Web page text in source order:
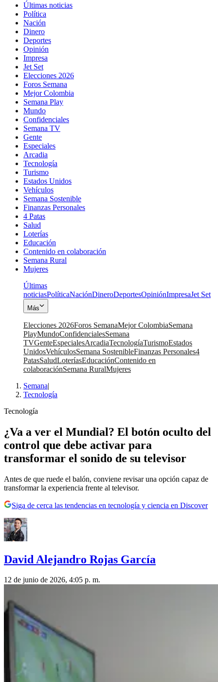
Últimas noticias
Política
Nación
Dinero
Deportes
Opinión
Impresa
Jet Set
Elecciones 2026
Foros Semana
Mejor Colombia
Semana Play
Mundo
Confidenciales
Semana TV
Gente
Especiales
Arcadia
Tecnología
Turismo
Estados Unidos
Vehículos
Semana Sostenible
Finanzas Personales
4 Patas
Salud
Loterías
Educación
Contenido en colaboración
Semana Rural
Mujeres
Últimas
noticiasPolíticaNaciónDineroDeportesOpiniónImpresaJet Set
Más
Elecciones 2026Foros SemanaMejor ColombiaSemana
PlayMundoConfidencialesSemana
TVGenteEspecialesArcadiaTecnologíaTurismoEstados
UnidosVehículosSemana SostenibleFinanzas Personales4
PatasSaludLoteríasEducaciónContenido en
colaboraciónSemana RuralMujeres
Semana|
Tecnología
Tecnología
¿Va a ver el Mundial? El botón oculto del
control que debe activar para
transformar el sonido de su televisor
Antes de que ruede el balón, conviene revisar una opción capaz de
transformar la experiencia frente al televisor.
Siga de cerca las tendencias en tecnología y ciencia en Discover
David Alejandro Rojas García
12 de junio de 2026, 4:05 p. m.